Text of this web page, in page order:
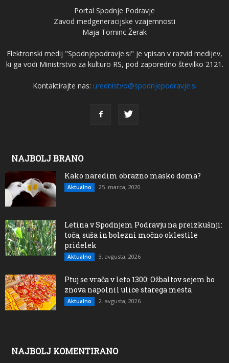
Portal Spodnje Podravje
Zavod medgeneracijske vzajemnosti
Maja Tominc Žerak
Elektronski medij "Spodnjepodravje.si" je vpisan v razvid medijev,
ki ga vodi Ministrstvo za kulturo RS, pod zaporedno številko 2121.
Kontaktirajte nas: urednistvo@spodnjepodravje.si
NAJBOLJ BRANO
Kako naredim obrazno masko doma?
Aktualno 25. marca, 2020
Letina v Spodnjem Podravju na preizkušnji:
toča, suša in bolezni močno oklestile
pridelek
Aktualno 3. avgusta, 2026
Ptuj se vrača v leto 1300: Ožbaltov sejem bo
znova napolnil ulice starega mesta
Aktualno 2. avgusta, 2026
NAJBOLJ KOMENTIRANO